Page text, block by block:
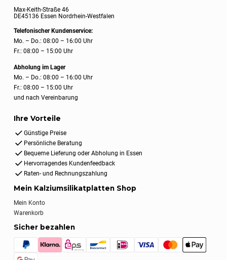
Max-Keith-Straße 46
DE45136 Essen Nordrhein-Westfalen
Telefonischer Kundenservice:
Mo. – Do.: 08:00 – 16:00 Uhr
Fr.: 08:00 – 15:00 Uhr
Abholung im Lager
Mo. – Do.: 08:00 – 16:00 Uhr
Fr.: 08:00 – 15:00 Uhr
und nach Vereinbarung
Ihre Vorteile
Günstige Preise
Persönliche Beratung
Bequeme Lieferung oder Abholung in Essen
Hervorragendes Kundenfeedback
Raten- und Rechnungszahlung
Mein Kalziumsilikatplatten Shop
Mein Konto
Warenkorb
Sicher bezahlen